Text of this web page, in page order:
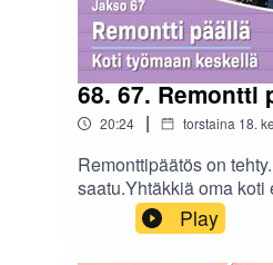
68. 67. Remontti
20:24 | torstaina 18.
Remonttipäätös on
saatu.Yhtäkkiä oma
osa taloyhtiön työmaata
aikataulut, säännöt ja
pöly.Remontti päällä -
Play